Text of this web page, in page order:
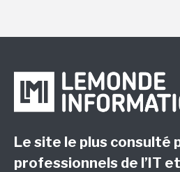
Le site le plus consulté
professionnels de l’IT